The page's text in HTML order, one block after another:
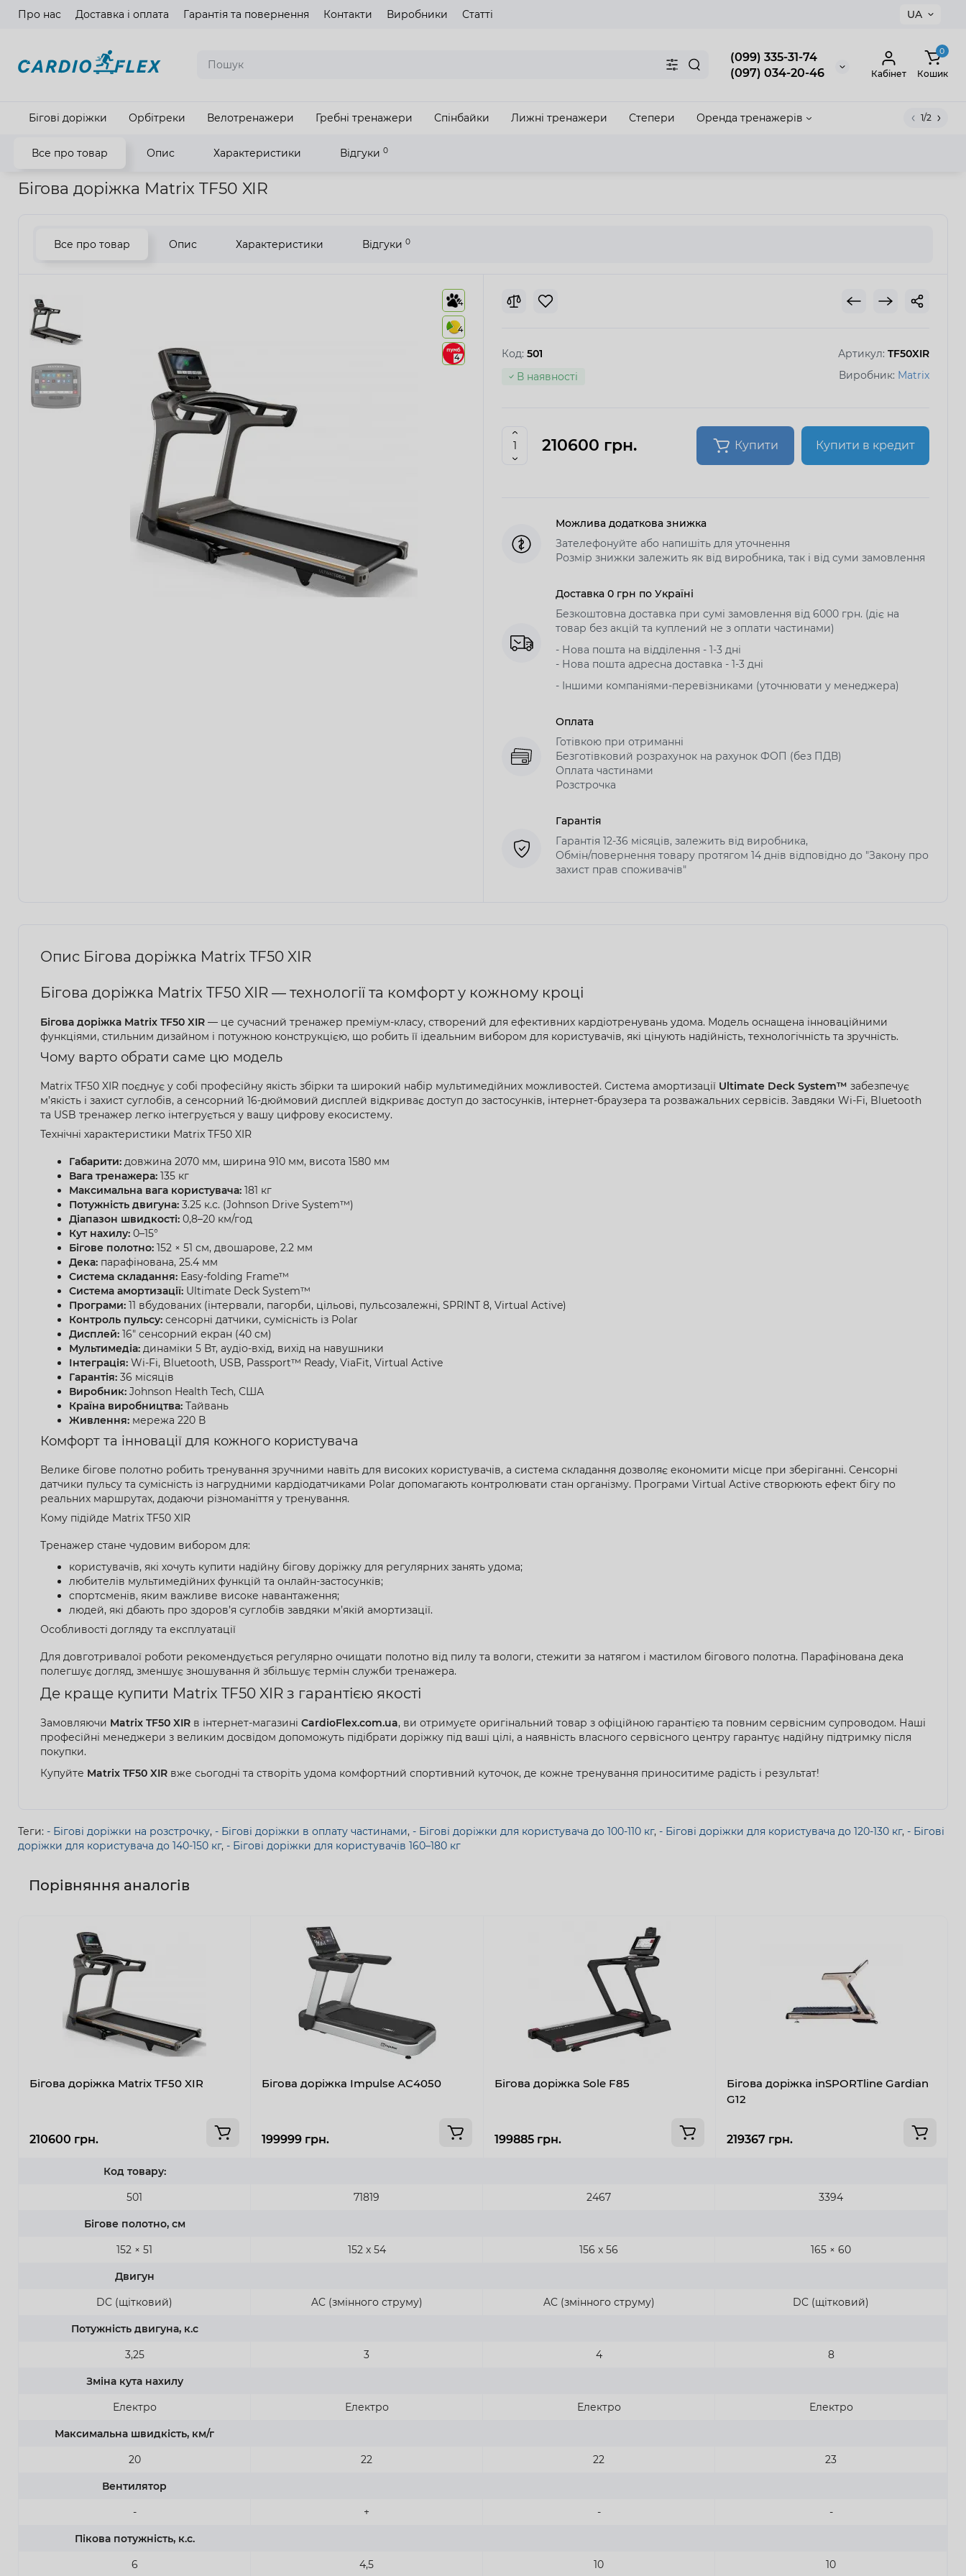
Про нас Доставка і оплата Гарантія та повернення Контакти Виробники Статті UA
(099) 335-31-74
(097) 034-20-46
Кабінет
0
Кошик
Бігові доріжки Орбітреки Велотренажери Гребні тренажери Спінбайки Лижні тренажери Степери Оренда тренажерів 1/2
Все про товар Опис Характеристики Відгуки 0
Головна Кардіотренажери Бігові доріжки Бігова доріжка Matrix TF50 XIR
Бігова доріжка Matrix TF50 XIR
Закрити
Все про товар Опис Характеристики Відгуки 0
4
4
4 Код: 501 Артикул: TF50XIR
Виробник: Matrix
В наявності
210600 грн. Купити Купити в кредит
Можлива додаткова знижка
Зателефонуйте або напишіть для уточнення
Розмір знижки залежить як від виробника, так і від суми замовлення
Доставка 0 грн по Україні
Безкоштовна доставка при сумі замовлення від 6000 грн. (діє на
товар без акцій та куплений не з оплати частинами)
- Нова пошта на відділення - 1-3 дні
- Нова пошта адресна доставка - 1-3 дні
- Іншими компаніями-перевізниками (уточнювати у менеджера)
Оплата
Готівкою при отриманні
Безготівковий розрахунок на рахунок ФОП (без ПДВ)
Оплата частинами
Розстрочка
Гарантія
Гарантія 12-36 місяців, залежить від виробника,
Обмін/повернення товару протягом 14 днів відповідно до "Закону про
захист прав споживачів"
Опис Бігова доріжка Matrix TF50 XIR
Бігова доріжка Matrix TF50 XIR — технології та комфорт у кожному кроці
Бігова доріжка Matrix TF50 XIR — це сучасний тренажер преміум-класу, створений для ефективних кардіотренувань удома. Модель оснащена інноваційними
функціями, стильним дизайном і потужною конструкцією, що робить її ідеальним вибором для користувачів, які цінують надійність, технологічність та зручність.
Чому варто обрати саме цю модель
Matrix TF50 XIR поєднує у собі професійну якість збірки та широкий набір мультимедійних можливостей. Система амортизації Ultimate Deck System™ забезпечує
м’якість і захист суглобів, а сенсорний 16-дюймовий дисплей відкриває доступ до застосунків, інтернет-браузера та розважальних сервісів. Завдяки Wi-Fi, Bluetooth
та USB тренажер легко інтегрується у вашу цифрову екосистему.
Технічні характеристики Matrix TF50 XIR
Габарити: довжина 2070 мм, ширина 910 мм, висота 1580 мм
Вага тренажера: 135 кг
Максимальна вага користувача: 181 кг
Потужність двигуна: 3.25 к.с. (Johnson Drive System™)
Діапазон швидкості: 0,8–20 км/год
Кут нахилу: 0–15°
Бігове полотно: 152 × 51 см, двошарове, 2.2 мм
Дека: парафінована, 25.4 мм
Система складання: Easy-folding Frame™
Система амортизації: Ultimate Deck System™
Програми: 11 вбудованих (інтервали, пагорби, цільові, пульсозалежні, SPRINT 8, Virtual Active)
Контроль пульсу: сенсорні датчики, сумісність із Polar
Дисплей: 16" сенсорний екран (40 см)
Мультимедіа: динаміки 5 Вт, аудіо-вхід, вихід на навушники
Інтеграція: Wi-Fi, Bluetooth, USB, Passport™ Ready, ViaFit, Virtual Active
Гарантія: 36 місяців
Виробник: Johnson Health Tech, США
Країна виробництва: Тайвань
Живлення: мережа 220 В
Комфорт та інновації для кожного користувача
Велике бігове полотно робить тренування зручними навіть для високих користувачів, а система складання дозволяє економити місце при зберіганні. Сенсорні
датчики пульсу та сумісність із нагрудними кардіодатчиками Polar допомагають контролювати стан організму. Програми Virtual Active створюють ефект бігу по
реальних маршрутах, додаючи різноманіття у тренування.
Кому підійде Matrix TF50 XIR
Тренажер стане чудовим вибором для:
користувачів, які хочуть купити надійну бігову доріжку для регулярних занять удома;
любителів мультимедійних функцій та онлайн-застосунків;
спортсменів, яким важливе високе навантаження;
людей, які дбають про здоров’я суглобів завдяки м’якій амортизації.
Особливості догляду та експлуатації
Для довготривалої роботи рекомендується регулярно очищати полотно від пилу та вологи, стежити за натягом і мастилом бігового полотна. Парафінована дека
полегшує догляд, зменшує зношування й збільшує термін служби тренажера.
Де краще купити Matrix TF50 XIR з гарантією якості
Замовляючи Matrix TF50 XIR в інтернет-магазині CardioFlex.com.ua, ви отримуєте оригінальний товар з офіційною гарантією та повним сервісним супроводом. Наші
професійні менеджери з великим досвідом допоможуть підібрати доріжку під ваші цілі, а наявність власного сервісного центру гарантує надійну підтримку після
покупки.
Купуйте Matrix TF50 XIR вже сьогодні та створіть удома комфортний спортивний куточок, де кожне тренування приноситиме радість і результат!
Теги: - Бігові доріжки на розстрочку, - Бігові доріжки в оплату частинами, - Бігові доріжки для користувача до 100-110 кг, - Бігові доріжки для користувача до 120-130 кг, - Бігові
доріжки для користувача до 140-150 кг, - Бігові доріжки для користувачів 160–180 кг
Порівняння аналогів
Бігова доріжка Matrix TF50 XIR
210600 грн.
Код товару:
501
Бігове полотно, см
152 × 51
Двигун
DC (щітковий)
Потужність двигуна, к.с
3,25
Зміна кута нахилу
Електро
Максимальна швидкість, км/г
20
Вентилятор
-
Пікова потужність, к.с.
6
Бігова доріжка Impulse AC4050
199999 грн.
71819
152 х 54
AC (змінного струму)
3
Електро
22
+
4,5
Бігова доріжка Sole F85
199885 грн.
2467
156 x 56
AC (змінного струму)
4
Електро
22
-
10
Бігова доріжка inSPORTline Gardian
G12
219367 грн.
3394
165 × 60
DC (щітковий)
8
Електро
23
-
10